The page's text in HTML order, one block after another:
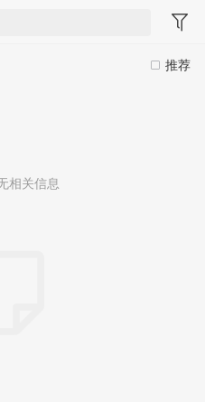
推荐
相关信息